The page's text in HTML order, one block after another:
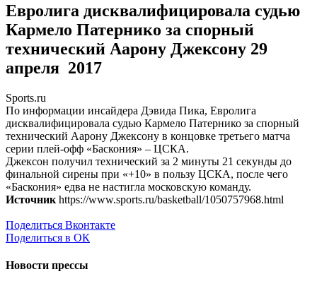
Евролига дисквалифицировала судью
Кармело Патернико за спорный
технический Аарону Джексону 29
апреля 2017
Sports.ru
По информации инсайдера Дэвида Пика, Евролига
дисквалифицировала судью Кармело Патернико за спорный
технический Аарону Джексону в концовке третьего матча
серии плей-офф «Баскония» – ЦСКА.
Джексон получил технический за 2 минуты 21 секунды до
финальной сирены при «+10» в пользу ЦСКА, после чего
«Баскония» едва не настигла московскую команду.
Источник https://www.sports.ru/basketball/1050757968.html
Поделиться Вконтакте
Поделиться в ОК
Новости прессы